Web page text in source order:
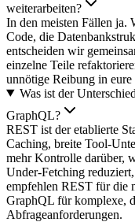
weiterarbeiten?
In den meisten Fällen ja.
Code, die
entscheiden wir
einzelne Teile
unnötige Reibung in
Was ist der
GraphQL?
REST ist der etablierte
Caching, breite Tool-
mehr Kontrolle darüber,
Under-Fetching
empfehlen REST für die
GraphQL für komplexe,
Abfrageanforderungen.